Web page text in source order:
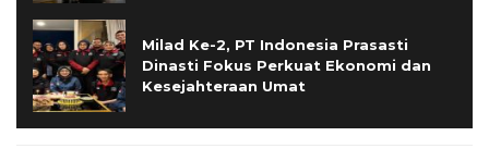
Milad Ke-2, PT Indonesia Prasasti
Dinasti Fokus Perkuat Ekonomi dan
Kesejahteraan Umat